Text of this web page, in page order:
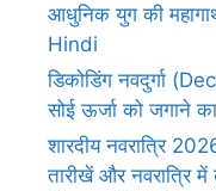
आधुनिक युग की
Hindi
डिकोडिंग नवदुर्गा
सोई ऊर्जा को जगाने
शारदीय नवरात्रि
तारीखें और नवरात्रि